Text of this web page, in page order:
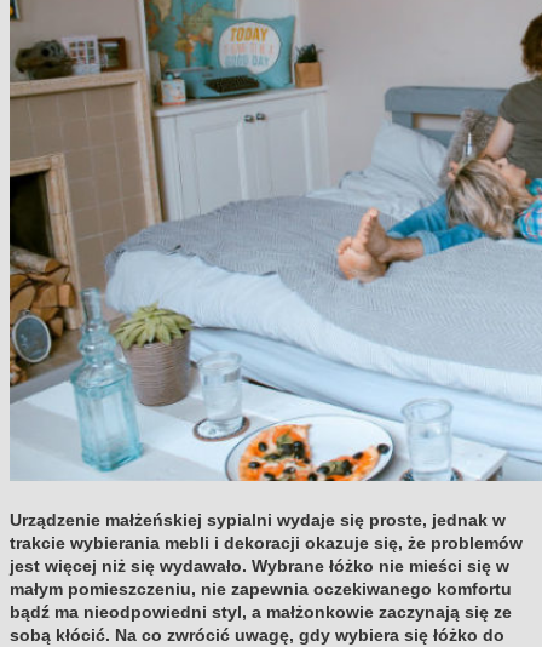
Urządzenie małżeńskiej sypialni wydaje się proste, jednak w
trakcie wybierania mebli i dekoracji okazuje się, że problemów
jest więcej niż się wydawało. Wybrane łóżko nie mieści się w
małym pomieszczeniu, nie zapewnia oczekiwanego komfortu
bądź ma nieodpowiedni styl, a małżonkowie zaczynają się ze
sobą kłócić. Na co zwrócić uwagę, gdy wybiera się łóżko do